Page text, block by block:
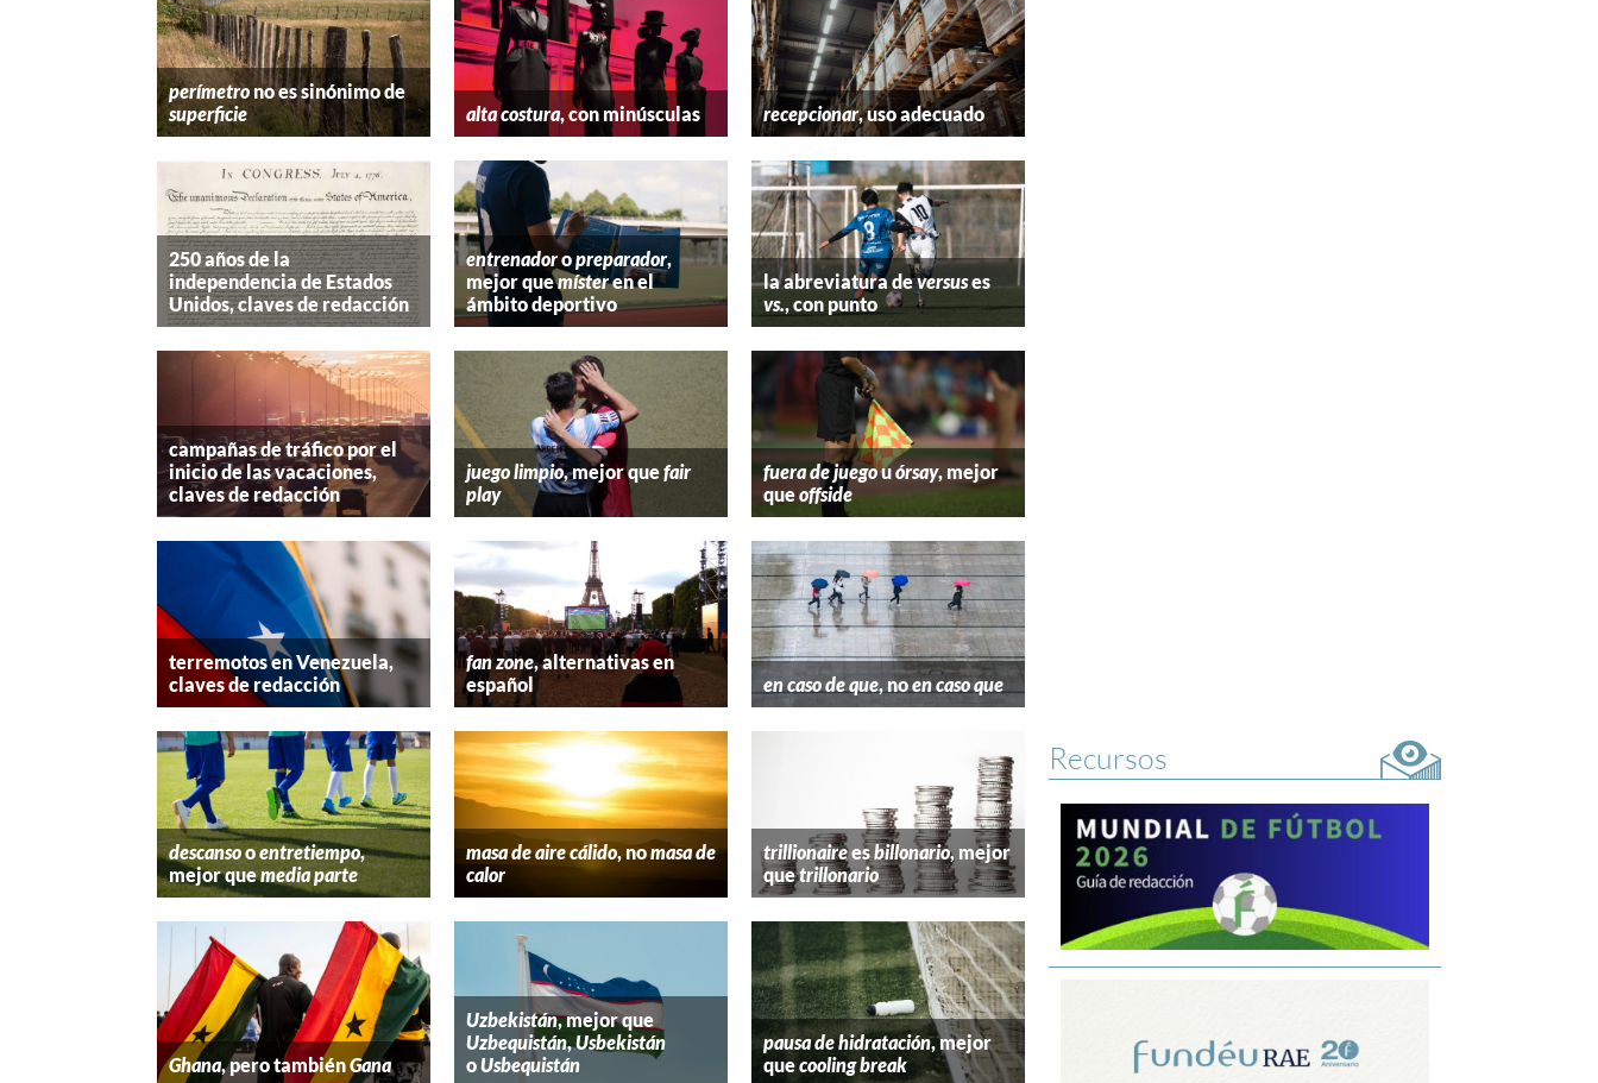
perímetrono es sinónimo de
superficie
alta costura, con minúsculas recepcionar, uso adecuado
250 años de la
independencia de Estados
Unidos, claves de redacción
entrenadoropreparador,
mejor quemísteren el
ámbito deportivo
la abreviatura deversuses
vs., con punto
campañas de tráfico por el
inicio de las vacaciones,
claves de redacción
juego limpio, mejor quefair
play
fuera de juegouórsay, mejor
queoffside
terremotos en Venezuela,
claves de redacción
fan zone, alternativas en
español
en caso de que, noen caso que
descansooentretiempo,
mejor quemedia parte
masa de aire cálido, nomasa de
calor
trillionaireesbillonario, mejor
quetrillonario
Ghana, pero tambiénGana
Uzbekistán, mejor que
Uzbequistán,Usbekistán
oUsbequistán
pausa de hidratación, mejor
quecooling break
Recursos